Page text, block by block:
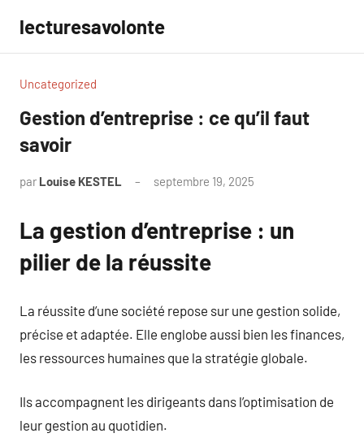
contenu
lecturesavolonte
Uncategorized
Gestion d’entreprise : ce qu’il faut
savoir
par Louise KESTEL septembre 19, 2025
La gestion d’entreprise : un
pilier de la réussite
La réussite d’une société repose sur une gestion solide,
précise et adaptée. Elle englobe aussi bien les finances,
les ressources humaines que la stratégie globale.
Ils accompagnent les dirigeants dans l’optimisation de
leur gestion au quotidien.